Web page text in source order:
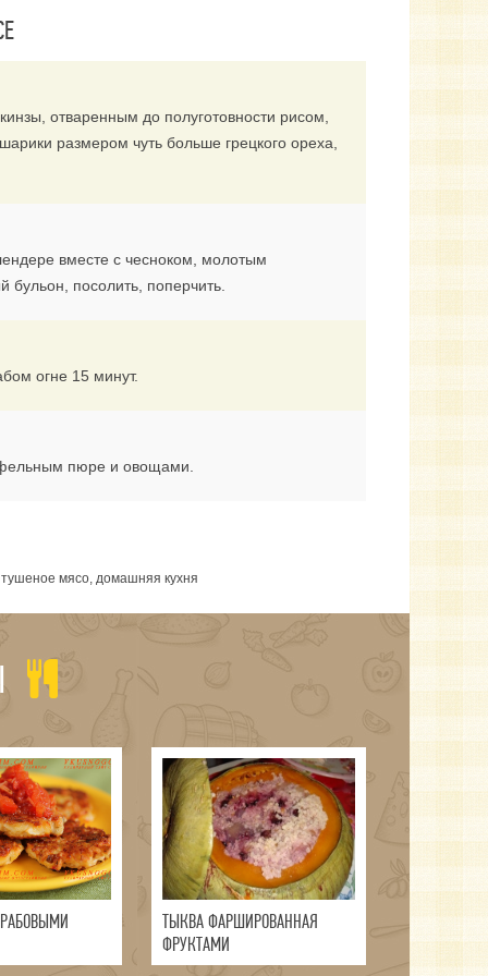
отваренным до полуготовности рисом,
размером чуть больше грецкого ореха,
вместе с чесноком, молотым
бульон, посолить, поперчить.
огне 15 минут.
пюре и овощами.
мясо, домашняя кухня
ТЫКВА ФАРШИРОВАННАЯ
ФРУКТАМИ